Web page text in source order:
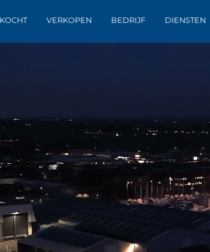
VERKOPEN BEDRIJF DIENSTEN